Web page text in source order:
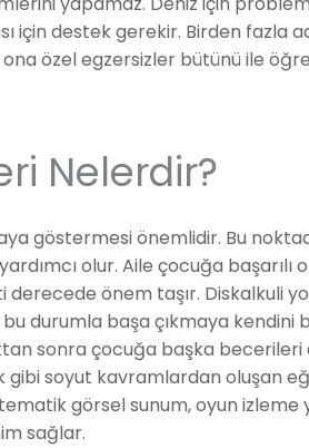
destek gerekir. Birden fazla
özel egzersizler bütünü ile
Nelerdir?
göstermesi önemlidir. Bu
olur. Aile çocuğa başarılı
önem taşır. Diskalkuli
durumla başa çıkmaya kendini
sonra çocuğa başka becerileri
gibi soyut kavramlardan oluşan
görsel sunum, oyun izleme
sağlar.